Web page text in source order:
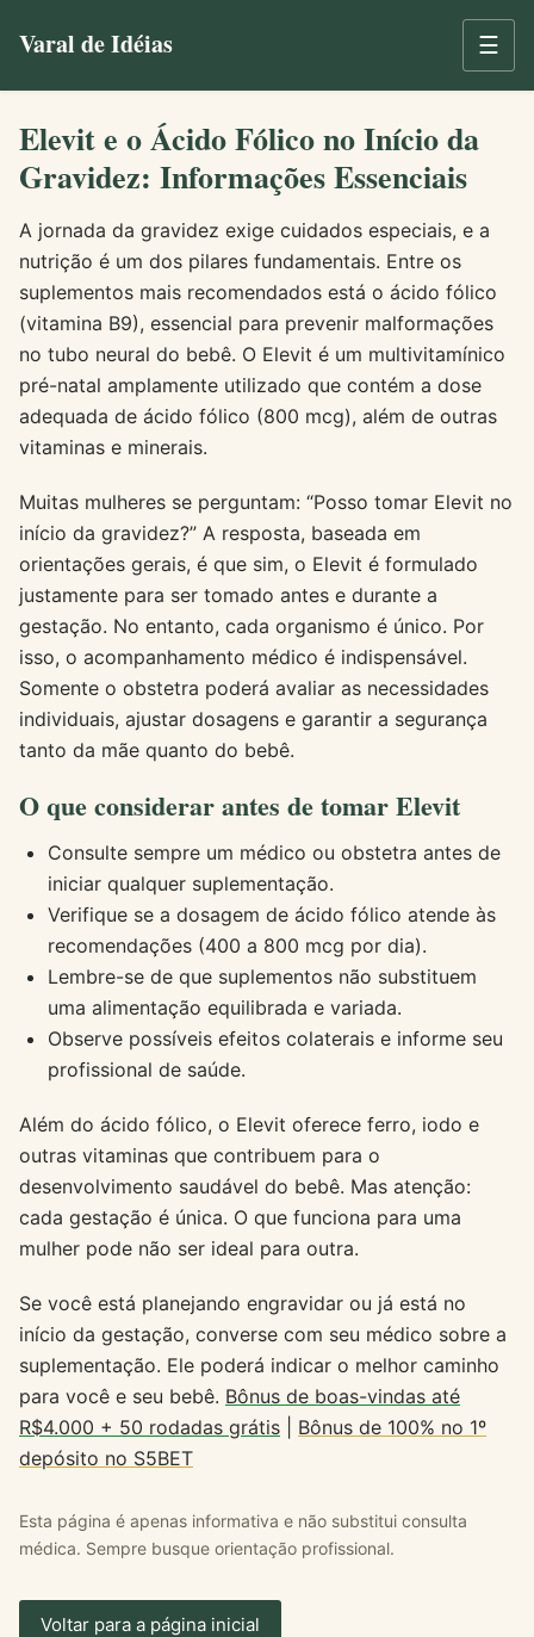
Varal de Idéias ☰
Elevit e o Ácido Fólico no Início da
Gravidez: Informações Essenciais
A jornada da gravidez exige cuidados especiais, e a
nutrição é um dos pilares fundamentais. Entre os
suplementos mais recomendados está o ácido fólico
(vitamina B9), essencial para prevenir malformações
no tubo neural do bebê. O Elevit é um multivitamínico
pré-natal amplamente utilizado que contém a dose
adequada de ácido fólico (800 mcg), além de outras
vitaminas e minerais.
Muitas mulheres se perguntam: “Posso tomar Elevit no
início da gravidez?” A resposta, baseada em
orientações gerais, é que sim, o Elevit é formulado
justamente para ser tomado antes e durante a
gestação. No entanto, cada organismo é único. Por
isso, o acompanhamento médico é indispensável.
Somente o obstetra poderá avaliar as necessidades
individuais, ajustar dosagens e garantir a segurança
tanto da mãe quanto do bebê.
O que considerar antes de tomar Elevit
Consulte sempre um médico ou obstetra antes de
iniciar qualquer suplementação.
Verifique se a dosagem de ácido fólico atende às
recomendações (400 a 800 mcg por dia).
Lembre-se de que suplementos não substituem
uma alimentação equilibrada e variada.
Observe possíveis efeitos colaterais e informe seu
profissional de saúde.
Além do ácido fólico, o Elevit oferece ferro, iodo e
outras vitaminas que contribuem para o
desenvolvimento saudável do bebê. Mas atenção:
cada gestação é única. O que funciona para uma
mulher pode não ser ideal para outra.
Se você está planejando engravidar ou já está no
início da gestação, converse com seu médico sobre a
suplementação. Ele poderá indicar o melhor caminho
para você e seu bebê. Bônus de boas-vindas até
R$4.000 + 50 rodadas grátis
Bônus de 100% no 1º
depósito no S5BET
Esta página é apenas informativa e não substitui consulta
médica. Sempre busque orientação profissional.
Voltar para a página inicial